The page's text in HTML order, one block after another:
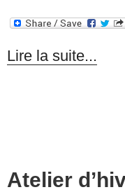
Lire la suite...
Atelier